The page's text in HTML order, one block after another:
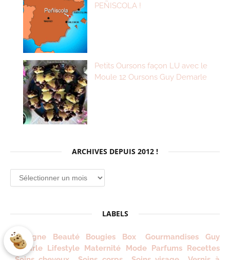
PEÑISCOLA !
Petits Oursons façon LU avec le
Moule 12 Oursons Guy Demarle
ARCHIVES DEPUIS 2012 !
Archives
depuis
LABELS
Auvergne Beauté Bougies Box Gourmandises
Guy
Demarle Lifestyle Maternité Mode Parfums Recettes